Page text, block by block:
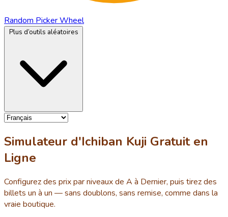
Random Picker Wheel
Simulateur d'Ichiban Kuji Gratuit en
Ligne
Configurez des prix par niveaux de A à Dernier, puis tirez des
billets un à un — sans doublons, sans remise, comme dans la
vraie boutique.